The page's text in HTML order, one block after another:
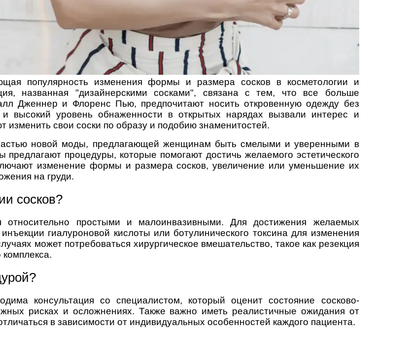
популярность изменения формы и размера сосков в косметологии и
названная "дизайнерскими сосками", связана с тем, что все больше
Дженнер и Флоренс Пью, предпочитают носить откровенную одежду без
высокий уровень обнаженности в открытых нарядах вызвали интерес и
свои соски по образу и подобию знаменитостей.
частью новой моды, предлагающей женщинам быть смелыми и уверенными в
процедуры, которые помогают достичь желаемого эстетического
изменение формы и размера сосков, увеличение или уменьшение их
на груди.
сосков?
простыми и малоинвазивными. Для достижения желаемых
гиалуроновой кислоты или ботулинического токсина для изменения
может потребоваться хирургическое вмешательство, такое как резекция
комплекса.
консультация со специалистом, который оценит состояние сосково-
рисках и осложнениях. Также важно иметь реалистичные ожидания от
в зависимости от индивидуальных особенностей каждого пациента.